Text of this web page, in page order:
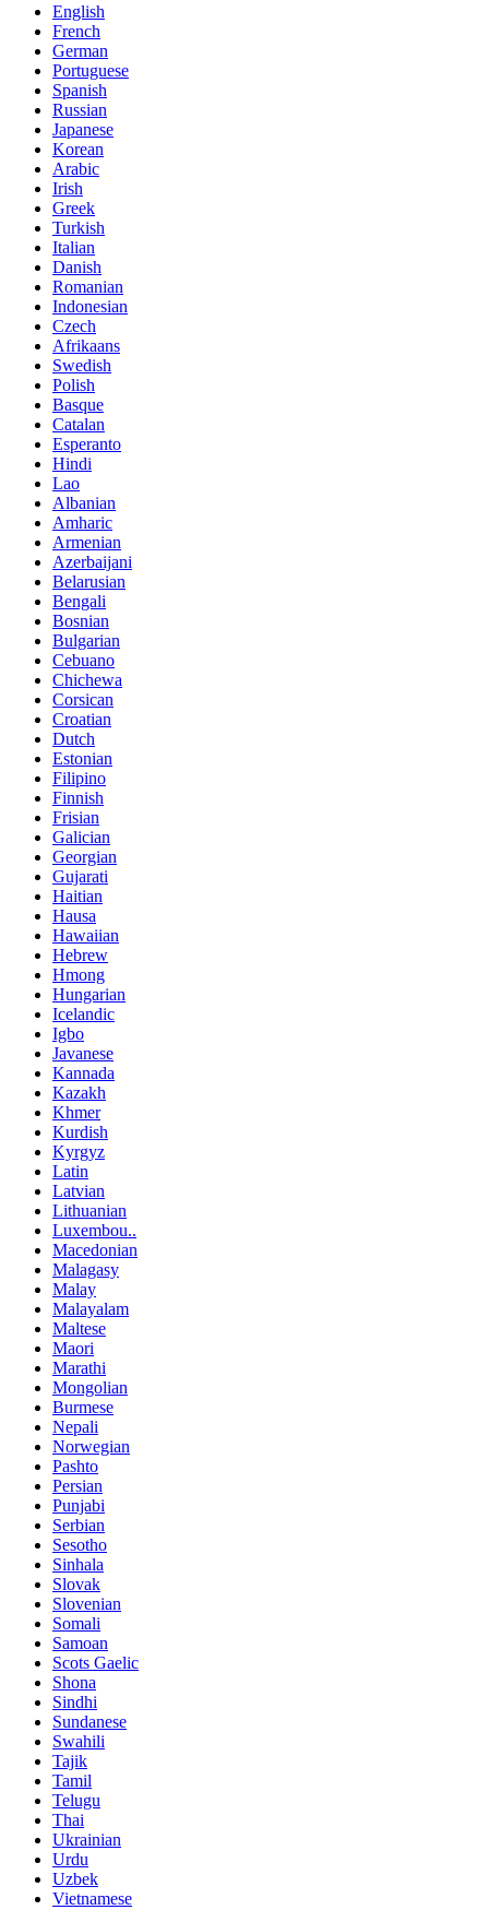
English
French
German
Portuguese
Spanish
Russian
Japanese
Korean
Arabic
Irish
Greek
Turkish
Italian
Danish
Romanian
Indonesian
Czech
Afrikaans
Swedish
Polish
Basque
Catalan
Esperanto
Hindi
Lao
Albanian
Amharic
Armenian
Azerbaijani
Belarusian
Bengali
Bosnian
Bulgarian
Cebuano
Chichewa
Corsican
Croatian
Dutch
Estonian
Filipino
Finnish
Frisian
Galician
Georgian
Gujarati
Haitian
Hausa
Hawaiian
Hebrew
Hmong
Hungarian
Icelandic
Igbo
Javanese
Kannada
Kazakh
Khmer
Kurdish
Kyrgyz
Latin
Latvian
Lithuanian
Luxembou..
Macedonian
Malagasy
Malay
Malayalam
Maltese
Maori
Marathi
Mongolian
Burmese
Nepali
Norwegian
Pashto
Persian
Punjabi
Serbian
Sesotho
Sinhala
Slovak
Slovenian
Somali
Samoan
Scots Gaelic
Shona
Sindhi
Sundanese
Swahili
Tajik
Tamil
Telugu
Thai
Ukrainian
Urdu
Uzbek
Vietnamese